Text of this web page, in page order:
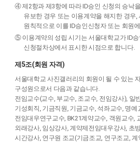
④ 제2항과 제3항에 따라 ID승인 신청의 승낙
유보한 경우 또는 이용계약을 해지한 경우,
원칙적으로 이를 ID승인신청자 또는 회원
⑤ 이용계약의 성립 시기는 서울대학교가 ID
신청절차상에서 표시한 시점으로 합니다.
제5조(회원 자격)
서울대학교 사진갤러리의 회원이 될 수 있는
구성원으로서 다음과 같습니다.
전임교수(교수, 부교수, 조교수, 전임강사), 일
기성회직, 기금직원, 기금교수, 석좌교수, 명예
전임대우연구교수, BK21계약교수, 객원교수,
외래강사, 임상강사, 계약제전임대우강사, 초
시간강사, 연구원 조교(기금조교, 연구조교,